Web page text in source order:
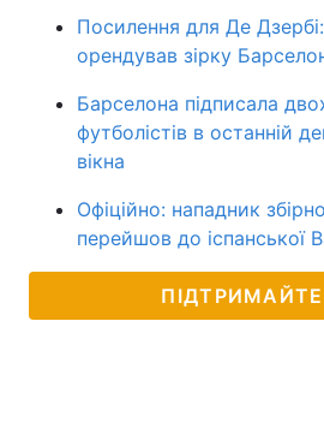
Посилення для Де
орендував зірку
Барселона підписала
футболістів в останній
вікна
Офіційно: нападник
перейшов до іспанської